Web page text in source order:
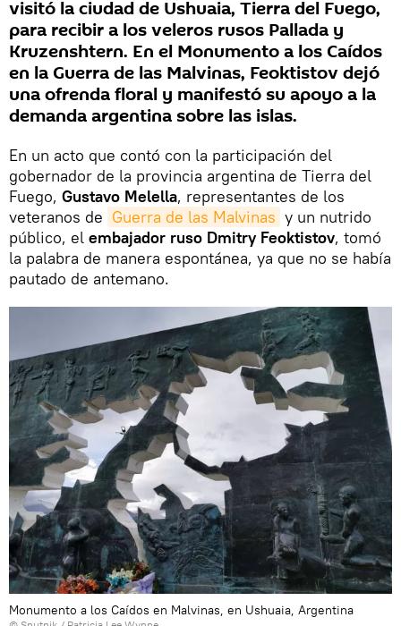
visitó la ciudad de Ushuaia, Tierra del Fuego,
para recibir a los veleros rusos Pallada y
Kruzenshtern. En el Monumento a los Caídos
en la Guerra de las Malvinas, Feoktistov dejó
una ofrenda floral y manifestó su apoyo a la
demanda argentina sobre las islas.
En un acto que contó con la participación del
gobernador de la provincia argentina de Tierra del
Fuego, Gustavo Melella, representantes de los
veteranos de Guerra de las Malvinas y un nutrido
público, el embajador ruso Dmitry Feoktistov, tomó
la palabra de manera espontánea, ya que no se había
pautado de antemano.
Monumento a los Caídos en Malvinas, en Ushuaia, Argentina